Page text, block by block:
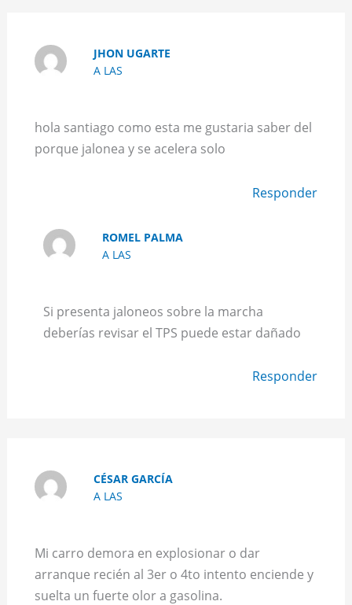
JHON UGARTE
A LAS
hola santiago como esta me gustaria saber del
porque jalonea y se acelera solo
Responder
ROMEL PALMA
A LAS
Si presenta jaloneos sobre la marcha
deberías revisar el TPS puede estar dañado
Responder
CÉSAR GARCÍA
A LAS
Mi carro demora en explosionar o dar
arranque recién al 3er o 4to intento enciende y
suelta un fuerte olor a gasolina.